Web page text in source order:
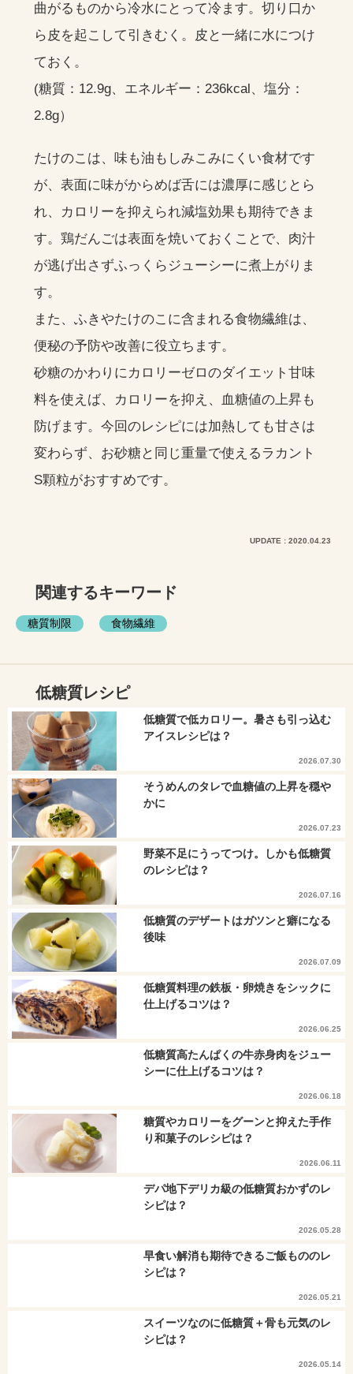
曲がるものから冷水にとって冷ます。切り口か
ら皮を起こして引きむく。皮と一緒に水につけ
ておく。
(糖質：12.9g、エネルギー：236kcal、塩分：
2.8g）
たけのこは、味も油もしみこみにくい食材です
が、表面に味がからめば舌には濃厚に感じとら
れ、カロリーを抑えられ減塩効果も期待できま
す。鶏だんごは表面を焼いておくことで、肉汁
が逃げ出さずふっくらジューシーに煮上がりま
す。
また、ふきやたけのこに含まれる食物繊維は、
便秘の予防や改善に役立ちます。
砂糖のかわりにカロリーゼロのダイエット甘味
料を使えば、カロリーを抑え、血糖値の上昇も
防げます。今回のレシピには加熱しても甘さは
変わらず、お砂糖と同じ重量で使えるラカント
S顆粒がおすすめです。
UPDATE : 2020.04.23
関連するキーワード
糖質制限 食物繊維
低糖質レシピ
低糖質で低カロリー。暑さも引っ込む
アイスレシピは？
2026.07.30
そうめんのタレで血糖値の上昇を穏や
かに
2026.07.23
野菜不足にうってつけ。しかも低糖質
のレシピは？
2026.07.16
低糖質のデザートはガツンと癖になる
後味
2026.07.09
低糖質料理の鉄板・卵焼きをシックに
仕上げるコツは？
2026.06.25
低糖質高たんぱくの牛赤身肉をジュー
シーに仕上げるコツは？
2026.06.18
糖質やカロリーをグーンと抑えた手作
り和菓子のレシピは？
2026.06.11
デパ地下デリカ級の低糖質おかずのレ
シピは？
2026.05.28
早食い解消も期待できるご飯もののレ
シピは？
2026.05.21
スイーツなのに低糖質＋骨も元気のレ
シピは？
2026.05.14